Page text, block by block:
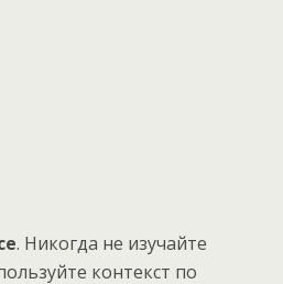
. Никогда не изучайте
контекст по